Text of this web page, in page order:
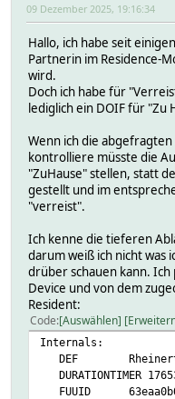
09 Dezember 2025, 19:16:34
Hallo, ich habe seit
Partnerin im Residence-
wird.
Doch ich habe für
lediglich ein DOIF für "Zu
Wenn ich die
kontrolliere müsste die
"ZuHause" stellen, statt
gestellt und im
"verreist".
Ich kenne die tieferen
darum weiß ich nicht was
drüber schauen kann. Ich
Device und von dem
Resident:
Code Auswählen
Internals:
DEF
DURATIONTIMER
FUUID 63eaa0b0-